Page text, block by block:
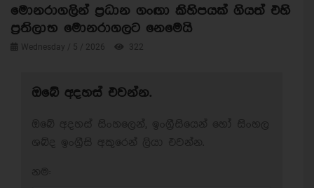
මොනරාගලින් ප්‍රධාන ගංඟා කිහිපයක් ගියත් එහි
ප්‍රතිලාභ මොනරාගලට නෙමෙයි
Wednesday / 5 / 2026 322
ඔබේ අදහස් එවන්න.